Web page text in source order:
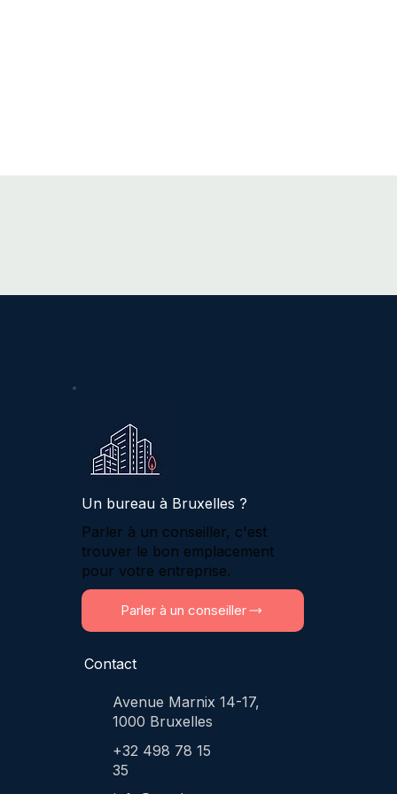
Contact
Avenue Marnix 14-17,
1000 Bruxelles
+32 498 78 15
35
Un bureau à Bruxelles ?
Parler à un conseiller, c'est
trouver le bon emplacement
pour votre entreprise.
Parler à un conseiller